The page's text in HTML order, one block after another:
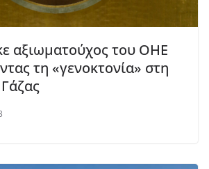
αξιωματούχος του ΟΗΕ
τη «γενοκτονία» στη